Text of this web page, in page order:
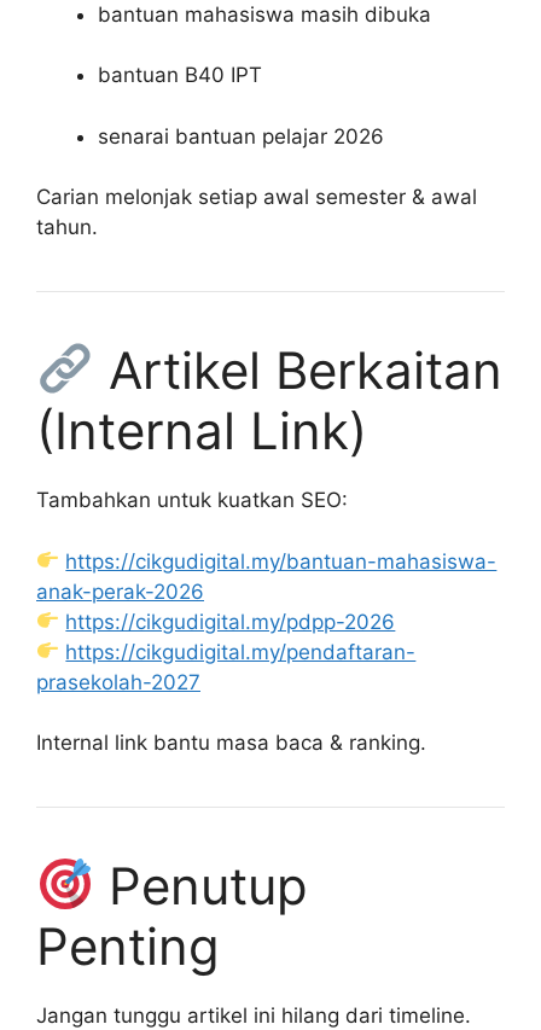
bantuan mahasiswa masih dibuka
bantuan B40 IPT
senarai bantuan pelajar 2026
Carian melonjak setiap awal semester & awal
tahun.
Artikel Berkaitan
(Internal Link)
Tambahkan untuk kuatkan SEO:
https://cikgudigital.my/bantuan-mahasiswa-
anak-perak-2026
https://cikgudigital.my/pdpp-2026
https://cikgudigital.my/pendaftaran-
prasekolah-2027
Internal link bantu masa baca & ranking.
Penutup
Penting
Jangan tunggu artikel ini hilang dari timeline.